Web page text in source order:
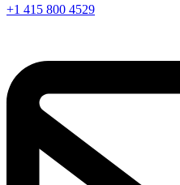
+1 415 800 4529